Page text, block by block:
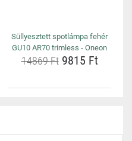
Süllyesztett spotlámpa fehér
GU10 AR70 trimless - Oneon
14869 Ft9815 Ft